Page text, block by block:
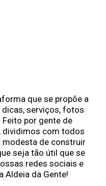
que se propõe a
serviços, fotos
por gente de
dividimos com todos
modesta de construir
seja tão útil que se
redes sociais e
Aldeia da Gente!